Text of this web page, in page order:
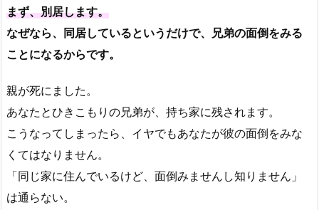
まず、別居します。
なぜなら、同居しているというだけで、兄弟の面倒をみる
ことになるからです。
親が死にました。
あなたとひきこもりの兄弟が、持ち家に残されます。
こうなってしまったら、イヤでもあなたが彼の面倒をみな
くてはなりません。
「同じ家に住んでいるけど、面倒みませんし知りません」
は通らない。